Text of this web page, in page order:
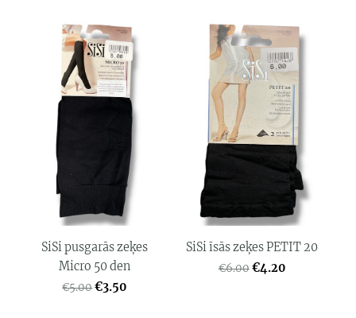
SiSi pusgarās zeķes
Micro 50 den
€5.00€3.50
SiSi īsās zeķes PETIT 20
€6.00€4.20